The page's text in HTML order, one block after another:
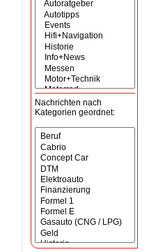
Nachrichten nach
Kategorien geordnet: